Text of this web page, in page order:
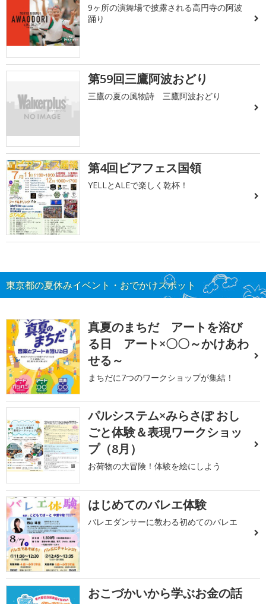
9ヶ所の演舞場で披露される高円寺の阿波
踊り
第59回三鷹阿波おどり
三鷹の夏の風物詩 三鷹阿波おどり
第4回ビアフェス国領
YELLとALEで楽しく乾杯！
東京都の夏休みイベント・おでかけスポット
真夏のまちだ アートを浴び
る日 アート×〇〇～かけあわ
せる～
まちだに7つのワークショップが集結！
パルシステム×みらさぽ おし
ごと体験＆表現ワークショッ
プ（8月）
お荷物の大冒険！体験を絵にしよう
はじめてのバレエ体験
バレエダンサーに教わる初めてのバレエ
おこづかいから学ぶお金の話